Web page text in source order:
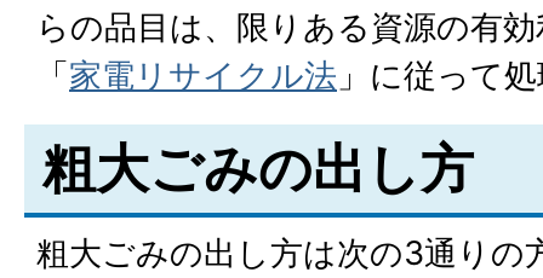
らの品目は、限りある資源の有
「家電リサイクル法 」に従って
粗大ごみの出し方
粗大ごみの出し方は次の3通りの